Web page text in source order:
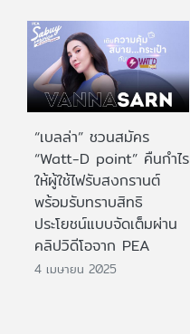
“เบลล่า” ชวนสมัคร
“Watt-D point” คืนกำไร
ให้ผู้ใช้ไฟรับสงกรานต์
พร้อมรับทราบสิทธิ
ประโยชน์แบบจัดเต็มผ่าน
คลิปวิดีโอจาก PEA
4 เมษายน 2025